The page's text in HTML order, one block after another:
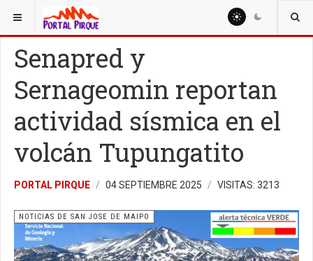
ESTÁ AQUÍ: NOTICIAS NOTICIAS DE SAN JOSE DE MAIPO
Senapred y
Sernageomin reportan
actividad sísmica en el
volcán Tupungatito
PORTAL PIRQUE 04 SEPTIEMBRE 2025 VISITAS: 3213
NOTICIAS DE SAN JOSE DE MAIPO